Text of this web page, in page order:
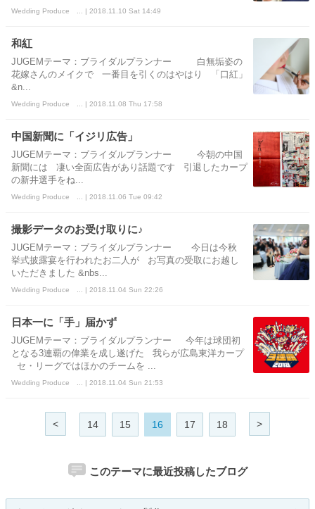
Wedding Produce ... | 2018.11.10 Sat 14:49
和紅
JUGEMテーマ：ブライダルプランナー 白無垢姿の
花嫁さんのメイクで 一番目を引くのはやはり 「口紅」
&n...
Wedding Produce ... | 2018.11.08 Thu 17:58
中国新聞に「イジリ広告」
JUGEMテーマ：ブライダルプランナー 今朝の中国
新聞には 凄い全面広告があり話題です 引退したカープ
の新井選手をね...
Wedding Produce ... | 2018.11.06 Tue 09:42
撮影データのお受け取りに♪
JUGEMテーマ：ブライダルプランナー 今日は今秋
挙式披露宴を行われたお二人が お写真の受取にお越し
いただきました &nbs...
Wedding Produce ... | 2018.11.04 Sun 22:26
日本一に「手」届かず
JUGEMテーマ：ブライダルプランナー 今年は球団初
となる3連覇の偉業を成し遂げた 我らが広島東洋カープ
セ・リーグではほかのチームを ...
Wedding Produce ... | 2018.11.04 Sun 21:53
< 14 15 16 17 18 >
このテーマに最近投稿したブログ